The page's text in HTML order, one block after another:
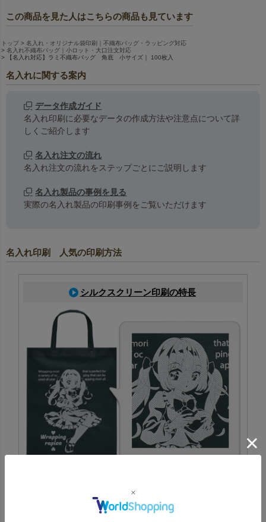
この商品を見た人はこちらの商品も見ています
トップ
名入れ・オリジナル袋印刷｜不織布バッグ・ラッピング対応
名入れ不織布バッグ｜小ロット・大口注文対応
【名入れ対応】ラミ不織布バッグ 角底 小サイズ｜ 100枚入
名入れに関する案内
データ作成ガイド
名入れ印刷に必要なデータの作成方法や注意点について詳
しくご紹介します
名入れ注文の流れ
名入れ注文の流れをステップごとにご説明します
名入れ製品の事例を見る
実際の名入れ製品の印刷事例をご覧いただけます
名入れ印刷 人気の印刷方法
シルクスクリーン印刷の特長
刷に適しています。
シルクスクリーン印刷一覧はこちら